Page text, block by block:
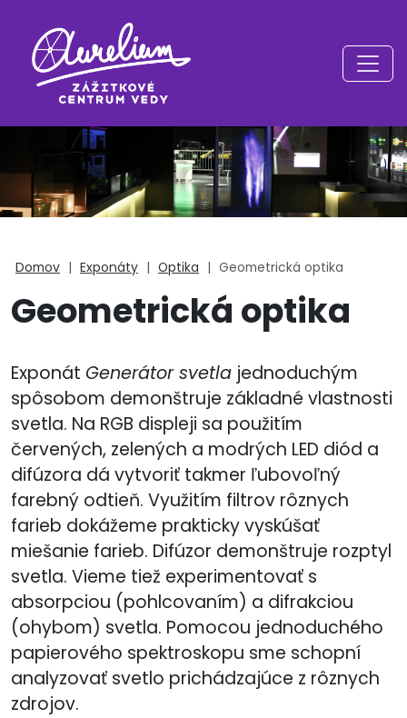
Domov | Exponáty | Optika | Geometrická optika
Geometrická optika
Exponát Generátor svetla jednoduchým
spôsobom demonštruje základné vlastnosti
svetla. Na RGB displeji sa použitím
červených, zelených a modrých LED diód a
difúzora dá vytvoriť takmer ľubovoľný
farebný odtieň. Využitím filtrov rôznych
farieb dokážeme prakticky vyskúšať
miešanie farieb. Difúzor demonštruje rozptyl
svetla. Vieme tiež experimentovať s
absorpciou (pohlcovaním) a difrakciou
(ohybom) svetla. Pomocou jednoduchého
papierového spektroskopu sme schopní
analyzovať svetlo prichádzajúce z rôznych
zdrojov.